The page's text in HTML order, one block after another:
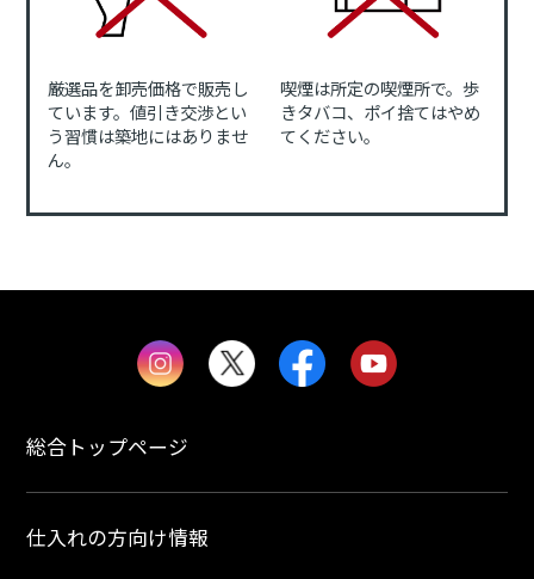
厳選品を卸売価格で販売し
ています。値引き交渉とい
う習慣は築地にはありませ
ん。
喫煙は所定の喫煙所で。歩
きタバコ、ポイ捨てはやめ
てください。
総合トップページ
仕入れの方向け情報